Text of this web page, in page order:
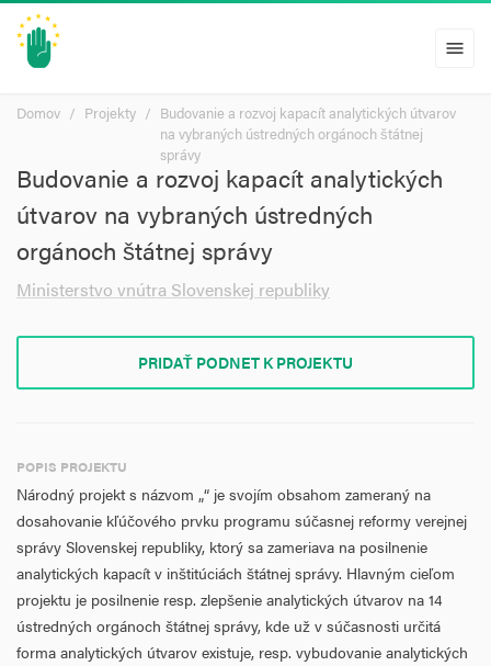
menu
Domov Projekty
Budovanie a rozvoj kapacít analytických útvarov
na vybraných ústredných orgánoch štátnej
správy
Budovanie a rozvoj kapacít analytických
útvarov na vybraných ústredných
orgánoch štátnej správy
Ministerstvo vnútra Slovenskej republiky
PRIDAŤ PODNET K PROJEKTU
POPIS PROJEKTU
Národný projekt s názvom „“ je svojím obsahom zameraný na
dosahovanie kľúčového prvku programu súčasnej reformy verejnej
správy Slovenskej republiky, ktorý sa zameriava na posilnenie
analytických kapacít v inštitúciách štátnej správy. Hlavným cieľom
projektu je posilnenie resp. zlepšenie analytických útvarov na 14
ústredných orgánoch štátnej správy, kde už v súčasnosti určitá
forma analytických útvarov existuje, resp. vybudovanie analytických